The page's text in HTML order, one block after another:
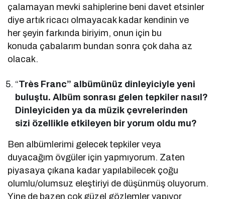
çalamayan mevki sahiplerine beni davet etsinler
diye artık ricacı olmayacak kadar kendinin ve
her şeyin farkında biriyim, onun için bu
konuda çabalarım bundan sonra çok daha az
olacak.
“Très Franc” albümünüz dinleyiciyle yeni
buluştu. Albüm sonrası gelen tepkiler nasıl?
Dinleyiciden ya da müzik çevrelerinden
sizi özellikle etkileyen bir yorum oldu mu?
Ben albümlerimi gelecek tepkiler veya
duyacağım övgüler için yapmıyorum. Zaten
piyasaya çıkana kadar yapılabilecek çoğu
olumlu/olumsuz eleştiriyi de düşünmüş oluyorum.
Yine de bazen çok güzel gözlemler yapıyor